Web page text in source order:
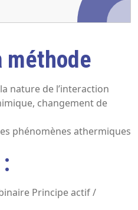
méthode
nature de l’interaction
changement de
phénomènes athermiques
Principe actif /